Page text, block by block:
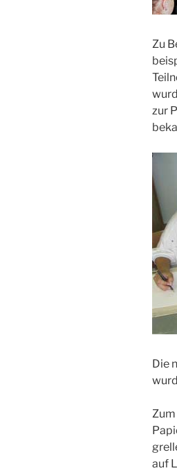
Zu
zur
Die
auf